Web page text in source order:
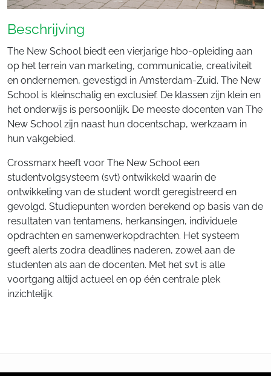
Beschrijving
The New School biedt een vierjarige hbo-opleiding aan
op het terrein van marketing, communicatie, creativiteit
en ondernemen, gevestigd in Amsterdam-Zuid. The New
School is kleinschalig en exclusief. De klassen zijn klein en
het onderwijs is persoonlijk. De meeste docenten van The
New School zijn naast hun docentschap, werkzaam in
hun vakgebied.
Crossmarx heeft voor The New School een
studentvolgsysteem (svt) ontwikkeld waarin de
ontwikkeling van de student wordt geregistreerd en
gevolgd. Studiepunten worden berekend op basis van de
resultaten van tentamens, herkansingen, individuele
opdrachten en samenwerkopdrachten. Het systeem
geeft alerts zodra deadlines naderen, zowel aan de
studenten als aan de docenten. Met het svt is alle
voortgang altijd actueel en op één centrale plek
inzichtelijk.